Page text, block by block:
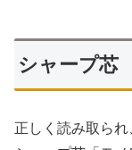
シャープ芯
正しく読み取ら